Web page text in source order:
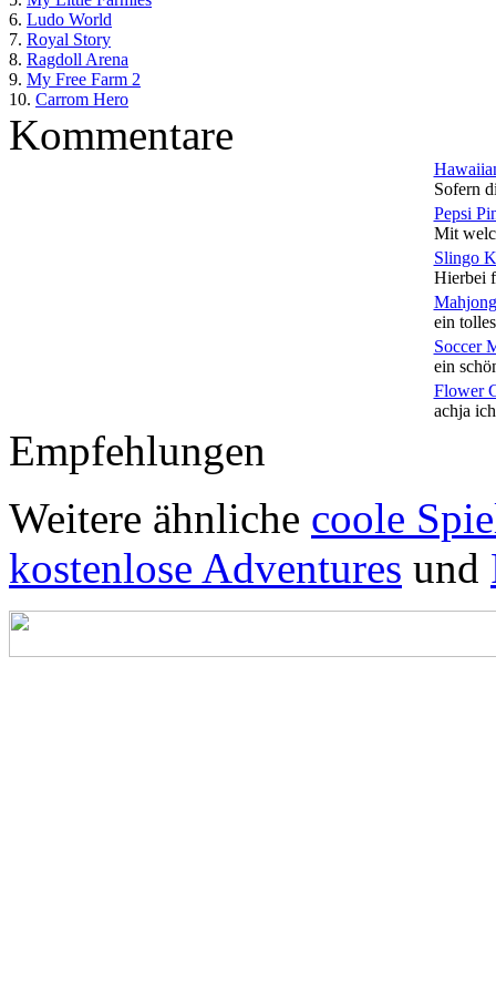
6. Ludo World
7. Royal Story
8. Ragdoll Arena
9. My Free Farm 2
10. Carrom Hero
Kommentare
Sofern
Pepsi
Mit
Slingo
Hierbei
ein
Soccer
ein
Flower
achja
Empfehlungen
Weitere ähnliche coole
kostenlose Adventures und